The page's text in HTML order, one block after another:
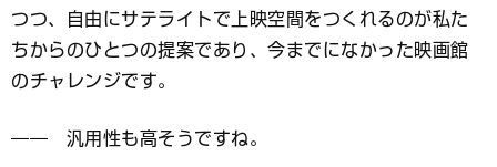
つつ、自由にサテライトで上映空間をつくれるのが私た
ちからのひとつの提案であり、今までになかった映画館
のチャレンジです。
―― 汎用性も高そうですね。